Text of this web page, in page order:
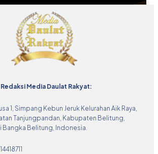
Media Daulat Rakyat:
1, Simpang Kebun Jeruk Kelurahan Aik Raya,
Tanjungpandan, Kabupaten Belitung,
Bangka Belitung, Indonesia.